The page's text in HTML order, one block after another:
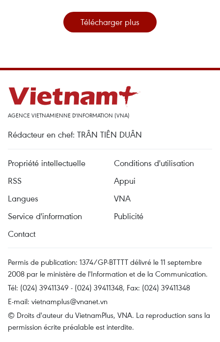
Télécharger plus
AGENCE VIETNAMIENNE D'INFORMATION (VNA)
Rédacteur en chef: TRÂN TIÊN DUÂN
Propriété intellectuelle
Conditions d'utilisation
RSS
Appui
Langues
VNA
Service d'information
Publicité
Contact
Permis de publication: 1374/GP-BTTTT délivré le 11 septembre
2008 par le ministère de l'Information et de la Communication.
Tél: (024) 39411349 - (024) 39411348, Fax: (024) 39411348
E-mail: vietnamplus@vnanet.vn
© Droits d'auteur du VietnamPlus, VNA. La reproduction sans la
permission écrite préalable est interdite.